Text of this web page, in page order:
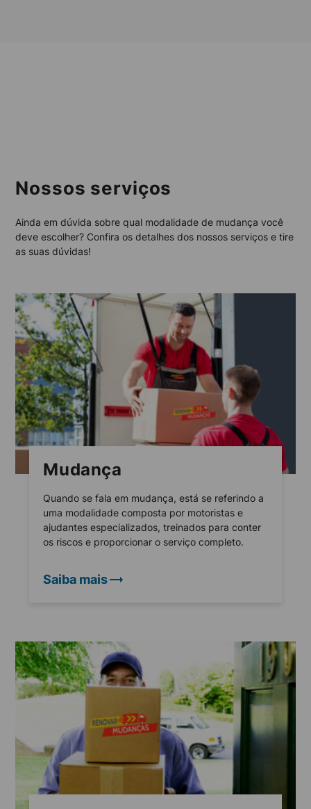
Nossos serviços
Ainda em dúvida sobre qual modalidade de mudança você
deve escolher? Confira os detalhes dos nossos serviços e tire
as suas dúvidas!
Mudança
Quando se fala em mudança, está se referindo a
uma modalidade composta por motoristas e
ajudantes especializados, treinados para conter
os riscos e proporcionar o serviço completo.
Saiba mais